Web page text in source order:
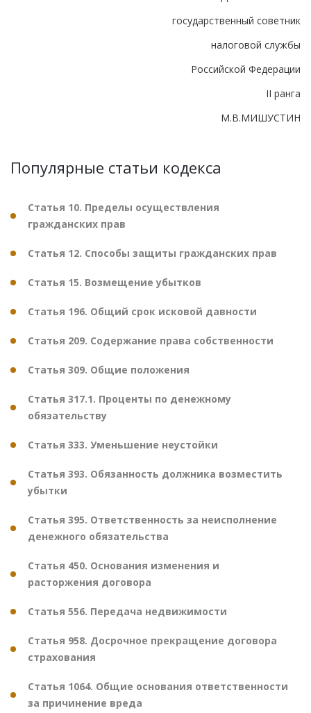
государственный советник
налоговой службы
Российской Федерации
II ранга
М.В.МИШУСТИН
Популярные статьи кодекса
Статья 10. Пределы осуществления
гражданских прав
Статья 12. Способы защиты гражданских прав
Статья 15. Возмещение убытков
Статья 196. Общий срок исковой давности
Статья 209. Содержание права собственности
Статья 309. Общие положения
Статья 317.1. Проценты по денежному
обязательству
Статья 333. Уменьшение неустойки
Статья 393. Обязанность должника возместить
убытки
Статья 395. Ответственность за неисполнение
денежного обязательства
Статья 450. Основания изменения и
расторжения договора
Статья 556. Передача недвижимости
Статья 958. Досрочное прекращение договора
страхования
Статья 1064. Общие основания ответственности
за причинение вреда